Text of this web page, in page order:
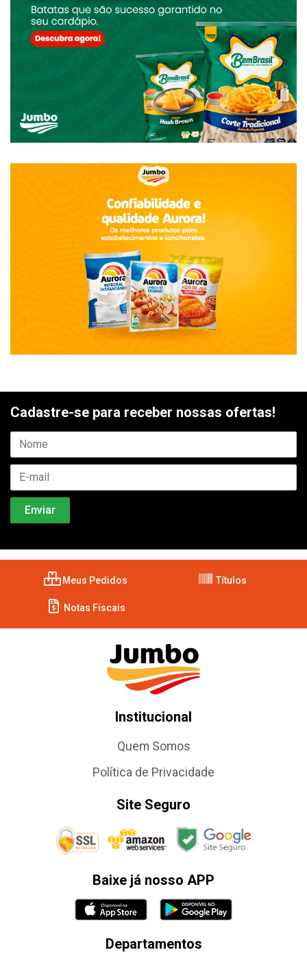
Cadastre-se para receber nossas ofertas!
Meus Pedidos Títulos
Notas Fiscais
Institucional
Quem Somos
Política de Privacidade
Site Seguro
Baixe já nosso APP
Departamentos